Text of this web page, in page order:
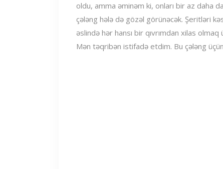
oldu, amma əminəm ki, onları bir az daha
çələng hələ də gözəl görünəcək. Şeritləri
əslində hər hansı bir qıvrımdan xilas
Mən təqribən istifadə etdim. Bu çələng